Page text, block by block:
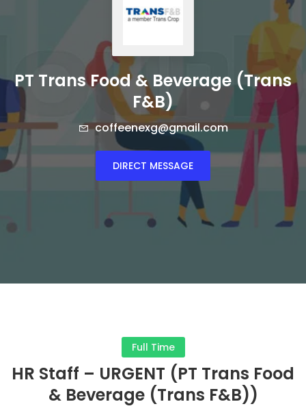
PT Trans Food & Beverage (Trans
F&B)
coffeenexg@gmail.com
DIRECT MESSAGE
Full Time
HR Staff – URGENT (PT Trans Food
& Beverage (Trans F&B))